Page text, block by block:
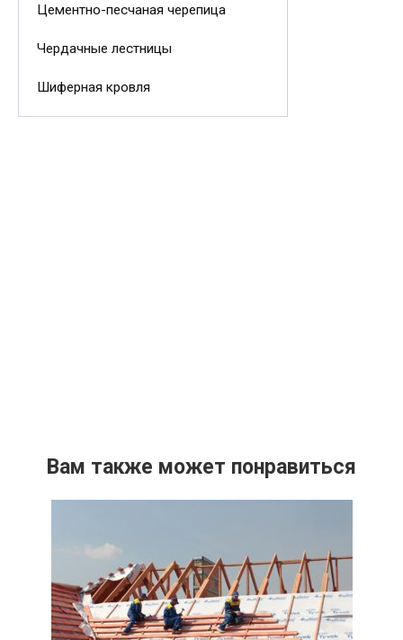
Цементно-песчаная черепица
Чердачные лестницы
Шиферная кровля
Вам также может понравиться